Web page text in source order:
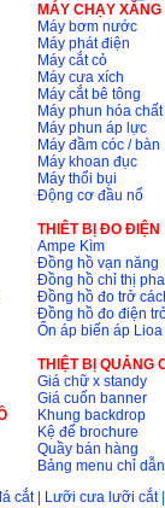
MÁY CHẠY
Máy bơm nước
Máy phát điện
Máy cắt cỏ
Máy cưa xích
Máy cắt bê tông
Máy phun hóa chất
Máy phun áp lực
Máy đầm cóc / bàn
Máy khoan đục
Máy thổi bụi
Động cơ đầu nổ
THIÊT BỊ ĐO ĐIỆN
Ampe Kìm
Đồng hồ vạn năng
Đồng hồ chỉ thị pha
Đồng hồ đo trở
Đồng hồ đo điện
Ổn áp biến áp Lioa
THIỆT BỊ QUẢNG
Giá chữ x standy
Giá cuốn banner
Khung backdrop
Kệ để brochure
Quầy bán hàng
Bảng menu chỉ dẫn
cắt| Lưỡi cưa lưỡi cắt